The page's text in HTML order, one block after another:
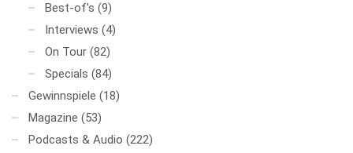
Best-of's (9)
Interviews (4)
On Tour (82)
Specials (84)
Gewinnspiele (18)
Magazine (53)
Podcasts & Audio (222)